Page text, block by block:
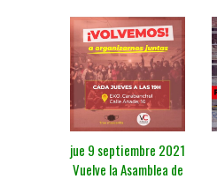
jue 9 septiembre 2021
Vuelve la Asamblea de